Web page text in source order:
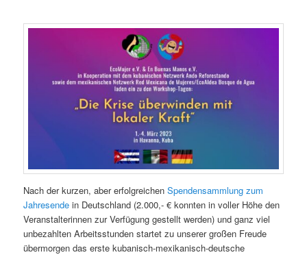
Nach der kurzen, aber erfolgreichenSpendensammlung zum
Jahresende in Deutschland (2.000,- € konnten in voller Höhe den
Veranstalterinnen zur Verfügung gestellt werden) und ganz viel
unbezahlten Arbeitsstunden startet zu unserer großen Freude
übermorgen das erste kubanisch-mexikanisch-deutsche